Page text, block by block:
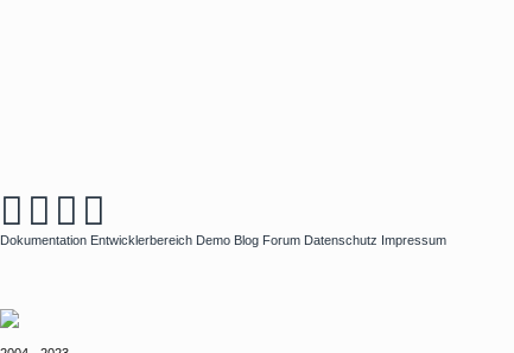
Dokumentation Entwicklerbereich Demo Blog Forum Datenschutz Impressum